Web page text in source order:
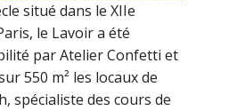
situé dans le XIIe
le Lavoir a été
par Atelier Confetti et
550 m² les locaux de
spécialiste des cours de